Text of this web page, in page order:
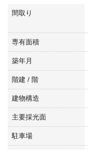
間取り
専有面積
築年月
階建 / 階
建物構造
主要採光面
駐車場